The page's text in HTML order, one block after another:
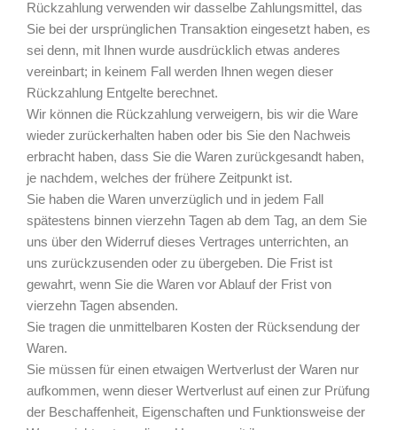
Rückzahlung verwenden wir dasselbe Zahlungsmittel, das
Sie bei der ursprünglichen Transaktion eingesetzt haben, es
sei denn, mit Ihnen wurde ausdrücklich etwas anderes
vereinbart; in keinem Fall werden Ihnen wegen dieser
Rückzahlung Entgelte berechnet.
Wir können die Rückzahlung verweigern, bis wir die Ware
wieder zurückerhalten haben oder bis Sie den Nachweis
erbracht haben, dass Sie die Waren zurückgesandt haben,
je nachdem, welches der frühere Zeitpunkt ist.
Sie haben die Waren unverzüglich und in jedem Fall
spätestens binnen vierzehn Tagen ab dem Tag, an dem Sie
uns über den Widerruf dieses Vertrages unterrichten, an
uns zurückzusenden oder zu übergeben. Die Frist ist
gewahrt, wenn Sie die Waren vor Ablauf der Frist von
vierzehn Tagen absenden.
Sie tragen die unmittelbaren Kosten der Rücksendung der
Waren.
Sie müssen für einen etwaigen Wertverlust der Waren nur
aufkommen, wenn dieser Wertverlust auf einen zur Prüfung
der Beschaffenheit, Eigenschaften und Funktionsweise der